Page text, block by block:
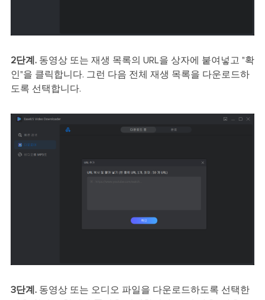
2단계.동영상 또는 재생 목록의 URL을 상자에 붙여넣고 "확
인"을 클릭합니다. 그런 다음 전체 재생 목록을 다운로드하
도록 선택합니다.
3단계.동영상 또는 오디오 파일을 다운로드하도록 선택한